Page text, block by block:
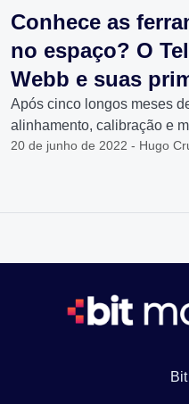
Conhece as
no espaço? O
Webb e suas
Após cinco longos meses
alinhamento, calibração e
20 de junho de 2022 - Hugo